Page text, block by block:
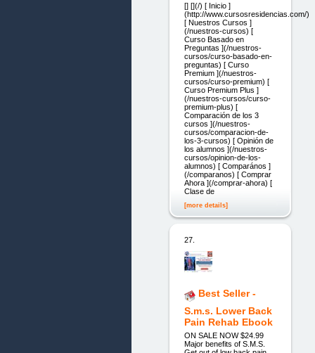
[] [](/) [ Inicio ]
(http://www.cursosresidencias.com/)
[ Nuestros Cursos ]
(/nuestros-cursos) [
Curso Basado en
Preguntas ](/nuestros-
cursos/curso-basado-en-
preguntas) [ Curso
Premium ](/nuestros-
cursos/curso-premium) [
Curso Premium Plus ]
(/nuestros-cursos/curso-
premium-plus) [
Comparación de los 3
cursos ](/nuestros-
cursos/comparacion-de-
los-3-cursos) [ Opinión de
los alumnos ](/nuestros-
cursos/opinion-de-los-
alumnos) [ Comparános ]
(/comparanos) [ Comprar
Ahora ](/comprar-ahora) [
Clase de
[more details]
27.
Best Seller -
S.m.s. Lower Back
Pain Rehab Ebook
ON SALE NOW $24.99
Major benefits of S.M.S.